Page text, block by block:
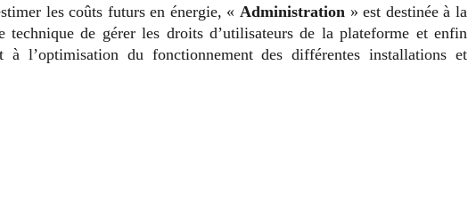
les coûts futurs en énergie, « Administration » est destinée à la
technique de gérer les droits d’utilisateurs de la plateforme et enfin
l’optimisation du fonctionnement des différentes installations et